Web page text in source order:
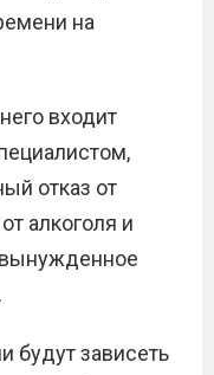
на
входит
отказ от
алкоголя и
вынужденное
будут зависеть